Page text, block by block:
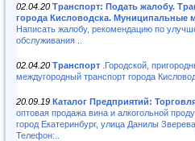
02.04.20 Транспорт: Подать жалобу.
города Кисловодска. Муниципальные
Написать жалобу, рекомендацию по
обслуживания ..
02.04.20 Транспорт .Городской,
междугородный транспорт города
20.09.19 Каталог Предприятий:
оптовая продажа вина и алкогольной
город Екатеринбург, улица Данилы
Телефон:..